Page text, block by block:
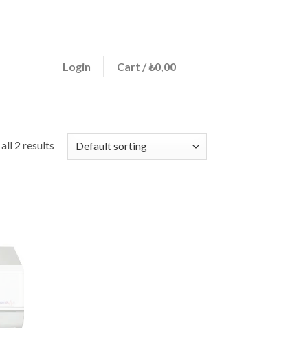
Login Cart /₺0,00
2 results